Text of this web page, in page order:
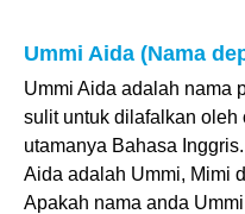
Ummi Aida (Nama
Ummi Aida adalah nama
sulit untuk dilafalkan oleh
utamanya Bahasa
Aida adalah Ummi, Mimi
Apakah nama anda